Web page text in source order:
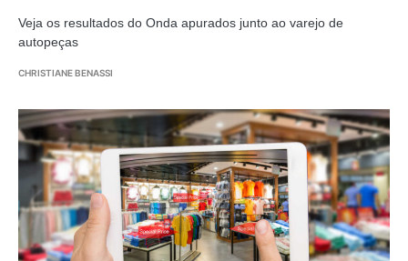
Veja os resultados do Onda apurados junto ao varejo de
autopeças
CHRISTIANE BENASSI